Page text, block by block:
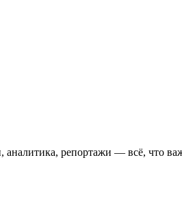
репортажи — всё, что